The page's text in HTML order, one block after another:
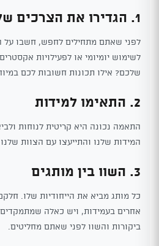
1. הגדירו את הצרכים שלכם
לפני שאתם מתחילים לחפש, חשבו על
לשימוש יומיומי או לפעילויות
שלכם? אילו תכונות חשובות לכם
2. התאימו למידות
התאמה נכונה היא קריטית לנוחות
המידות שלנו והתייעצו עם הצוות
3. השוו בין מותגים
כל מותג מביא את הייחודיות שלו.
אחרים בעמידות, ויש כאלה
ביקורות והשוו לפני שאתם מחליטים.